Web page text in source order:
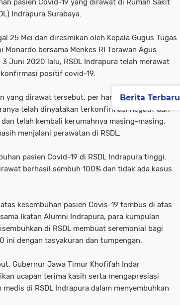
Indrapura Surabaya.
25 Mei dan diresmikan oleh Kepala Gugus Tugas
Monardo bersama Menkes RI Terawan Agus
Juni 2020 lalu, RSDL Indrapura telah merawat
positif covid-19.
yang dirawat tersebut, per hari Selasa (4/8),
telah dinyatakan terkonfirmasi negatif dari
telah kembali kerumahnya masing-masing.
menjalani perawatan di RSDL.
pasien Covid-19 di RSDL Indrapura tinggi.
berhasil sembuh 100% dan tidak ada kasus
kesembuhan pasien Covis-19 tembus di atas
Ikatan Alumni Indrapura, para kumpulan
di RSDL membuat seremonial bagi
ini dengan tasyakuran dan tumpengan.
Gubernur Jawa Timur Khofifah Indar
ucapan terima kasih serta mengapresiasi
di RSDL Indrapura dalam menyembuhkan
Berita Terbaru